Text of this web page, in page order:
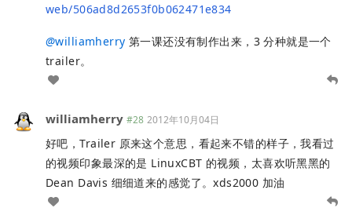
web/506ad8d2653f0b062471e834
@williamherry 第一课还没有制作出来，3 分种就是一个
trailer。
williamherry #28 2012年10月04日
好吧，Trailer 原来这个意思，看起来不错的样子，我看过
的视频印象最深的是 LinuxCBT 的视频，太喜欢听黑黑的
Dean Davis 细细道来的感觉了。xds2000 加油